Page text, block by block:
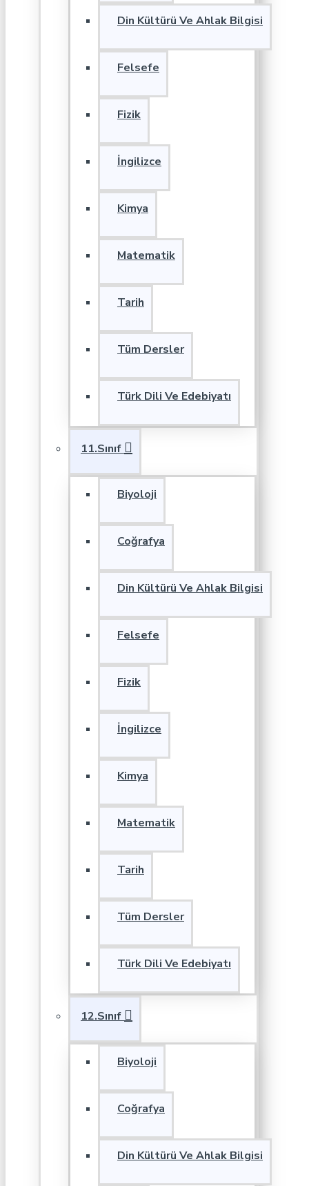
Din Kültürü Ve Ahlak Bilgisi
Felsefe
Fizik
İngilizce
Kimya
Matematik
Tarih
Tüm Dersler
Türk Dili Ve Edebiyatı
11.Sınıf
Biyoloji
Coğrafya
Din Kültürü Ve Ahlak Bilgisi
Felsefe
Fizik
İngilizce
Kimya
Matematik
Tarih
Tüm Dersler
Türk Dili Ve Edebiyatı
12.Sınıf
Biyoloji
Coğrafya
Din Kültürü Ve Ahlak Bilgisi